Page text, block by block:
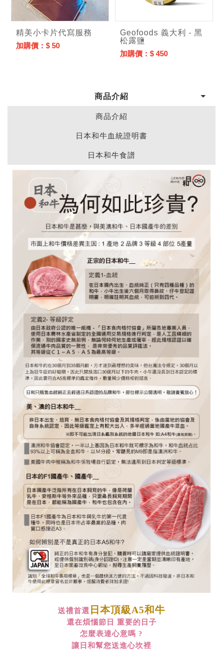
精美小卡片代寫服務
加購價：$ 50
Geofoods 義大利 - 黑
松露鹽
加購價：$ 450
商品介紹
商品介紹
日本和牛血統證明書
日本和牛食譜
送禮首選 日本頂級A5和牛
還在煩惱節日 重要的日子
怎麼表達心意嗎 ?
讓日和幫您送進心坎裡